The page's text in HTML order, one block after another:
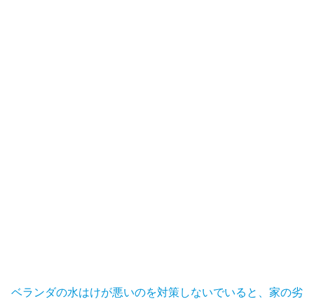
ベランダの水はけが悪いのを対策しないでいると、家の劣